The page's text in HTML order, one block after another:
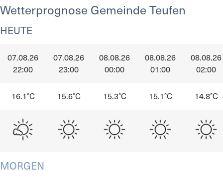
Wetterprognose Gemeinde Teufen
HEUTE
07.08.26
22:00
07.08.26
23:00
08.08.26
00:00
08.08.26
01:00
08.08.26
02:00
16.1°C 15.6°C 15.3°C 15.1°C 14.8°C
MORGEN